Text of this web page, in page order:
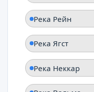
Река Рейн
Река Ягст
Река Неккар